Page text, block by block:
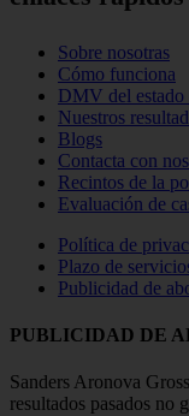
Sobre nosotras
Cómo funciona
DMV del estado
Nuestros
Blogs
Contacta con
Recintos de la
Evaluación de
Política de
Plazo de
Publicidad de
PUBLICIDAD DE
Sanders Aronova
resultados pasados no